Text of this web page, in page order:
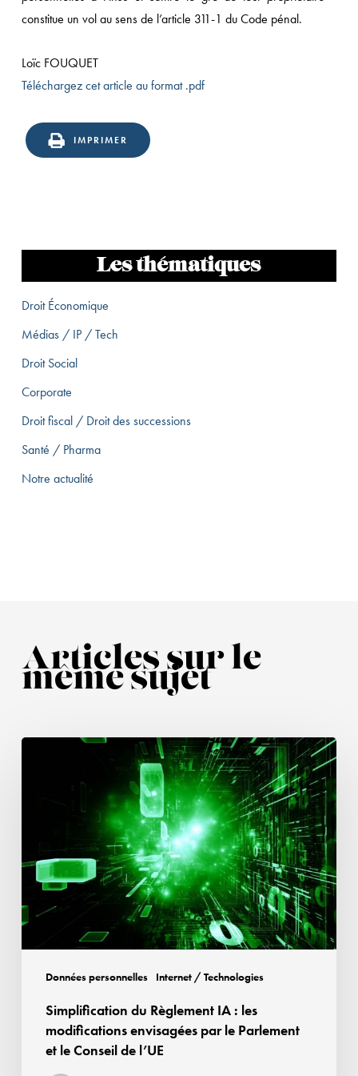
constitue un vol au sens de l’article 311-1 du Code pénal.
Loïc FOUQUET
Téléchargez cet article au format .pdf
IMPRIMER
Les thématiques
Droit Économique
Médias / IP / Tech
Droit Social
Corporate
Droit fiscal / Droit des successions
Santé / Pharma
Notre actualité
Articles sur le
même sujet
Données personnelles Internet / Technologies
Simplification
les
modifications
envisagées
par
le
Parlement
Conseil
Simplification du Règlement IA : les
modifications envisagées par le Parlement
et le Conseil de l’UE